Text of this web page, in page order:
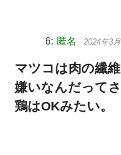
匿名 2024年3
マツコは肉の繊
嫌いなんだってさ
鶏はOKみたい。